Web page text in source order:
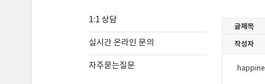
1:1 상담
실시간 온라인 문의
자주묻는질문